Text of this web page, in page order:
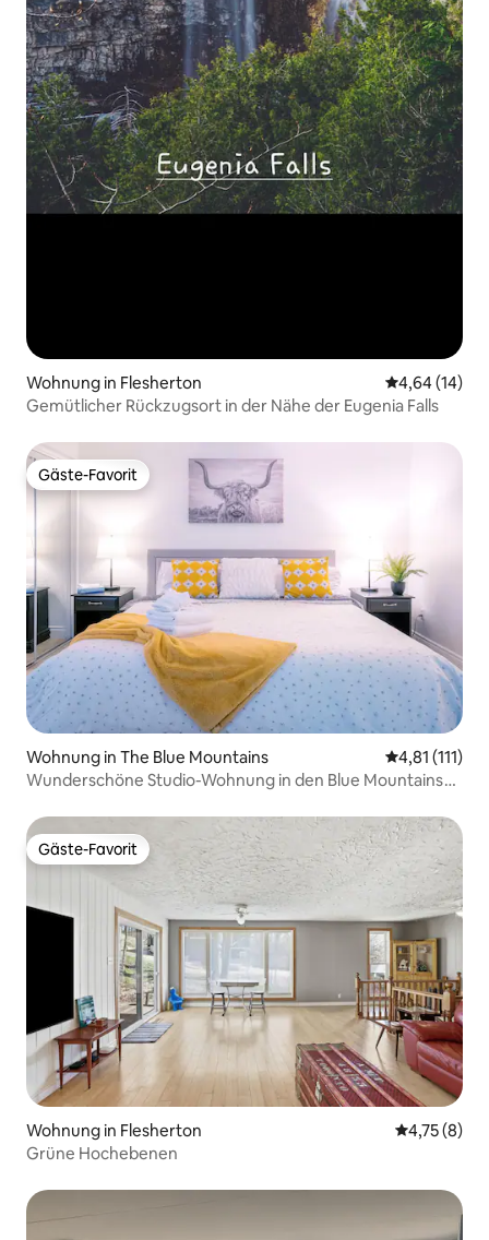
Wohnung in Flesherton
4,64 (14)
Gemütlicher Rückzugsort in der Nähe der Eugenia Falls
Gäste-Favorit
Gäste-Favorit
Wohnung in The Blue Mountains
4,81 (111)
Wunderschöne Studio-Wohnung in den Blue Mountains
Gäste-Favorit
Gäste-Favorit
Wohnung in Flesherton
4,75 (8)
Grüne Hochebenen